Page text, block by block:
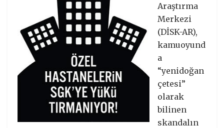
Araştırma
Merkezi
(DİSK-AR),
kamuoyund
a
“yenidoğan
çetesi”
olarak
bilinen
skandalın